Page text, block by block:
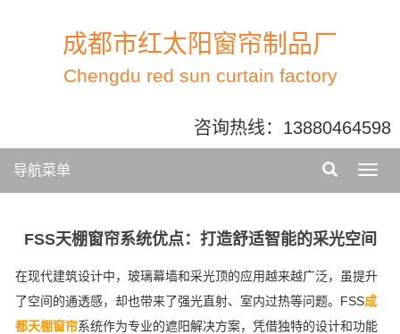
成都市红太阳窗帘制品厂
Chengdu red sun curtain factory
咨询热线： 13880464598
导航菜单
FSS天棚窗帘系统优点：打造舒适智能的采光空间
在现代建筑设计中，玻璃幕墙和采光顶的应用越来越广泛，虽提升
了空间的通透感，却也带来了强光直射、室内过热等问题。FSS成
都天棚窗帘系统作为专业的遮阳解决方案，凭借独特的设计和功能